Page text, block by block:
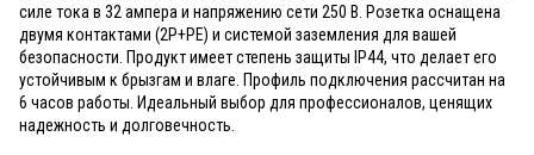
силе тока в 32 ампера и напряжению сети 250 В. Розетка оснащена
двумя контактами (2Р+РЕ) и системой заземления для вашей
безопасности. Продукт имеет степень защиты IP44, что делает его
устойчивым к брызгам и влаге. Профиль подключения рассчитан на
6 часов работы. Идеальный выбор для профессионалов, ценящих
надежность и долговечность.